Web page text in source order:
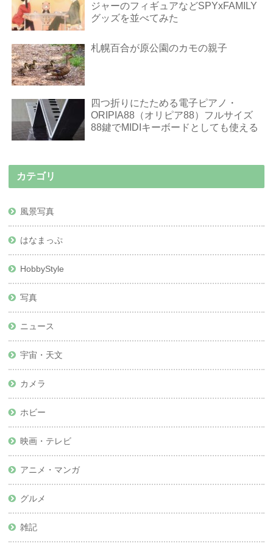
ジャーのフィギュアなどSPYxFAMILY
グッズを並べてみた
札幌百合が原公園のカモの親子
四つ折りにたためる電子ピアノ・
ORIPIA88（オリピア88）フルサイズ
88鍵でMIDIキーボードとしても使える
カテゴリ
風景写真
はなまっぷ
HobbyStyle
写真
ニュース
宇宙・天文
カメラ
ホビー
映画・テレビ
アニメ・マンガ
グルメ
雑記